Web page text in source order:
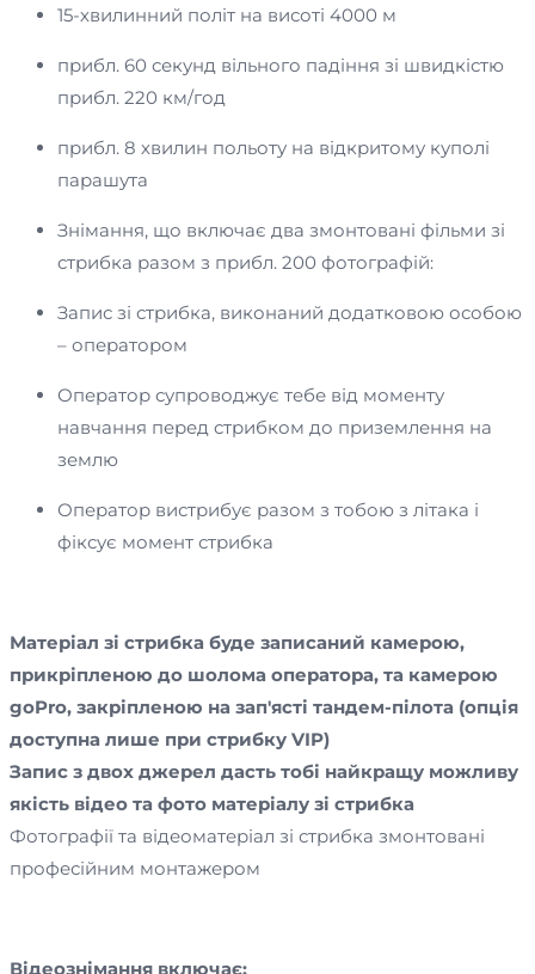
15-хвилинний політ на висоті 4000 м
прибл. 60 секунд вільного падіння зі швидкістю
прибл. 220 км/год
прибл. 8 хвилин польоту на відкритому куполі
парашута
Знімання, що включає два змонтовані фільми зі
стрибка разом з прибл. 200 фотографій:
Запис зі стрибка, виконаний додатковою особою
– оператором
Оператор супроводжує тебе від моменту
навчання перед стрибком до приземлення на
землю
Оператор вистрибує разом з тобою з літака і
фіксує момент стрибка
Матеріал зі стрибка буде записаний камерою,
прикріпленою до шолома оператора, та камерою
goPro, закріпленою на зап'ясті тандем-пілота (опція
доступна лише при стрибку VIP)
Запис з двох джерел дасть тобі найкращу можливу
якість відео та фото матеріалу зі стрибка
Фотографії та відеоматеріал зі стрибка змонтовані
професійним монтажером
Відеознімання включає: